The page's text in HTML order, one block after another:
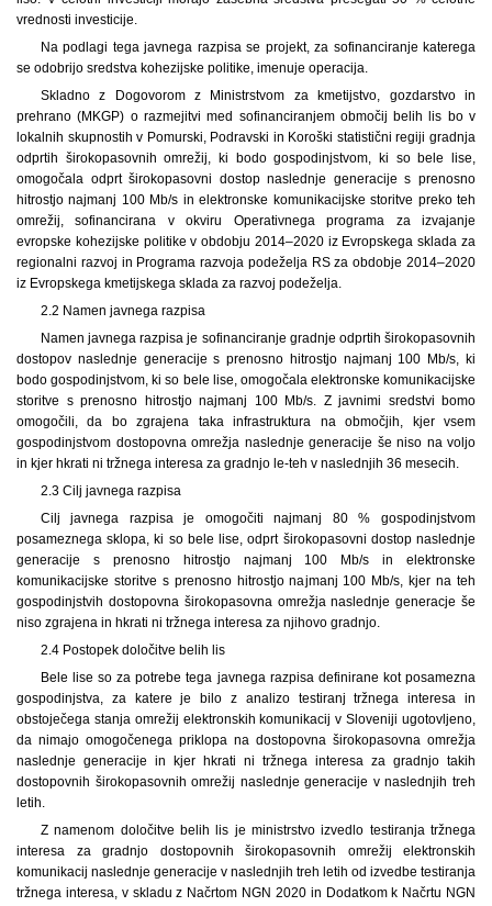
vrednosti investicije.
Na podlagi tega javnega razpisa se projekt, za sofinanciranje katerega
se odobrijo sredstva kohezijske politike, imenuje operacija.
Skladno z Dogovorom z Ministrstvom za kmetijstvo, gozdarstvo in
prehrano (MKGP) o razmejitvi med sofinanciranjem območij belih lis bo v
lokalnih skupnostih v Pomurski, Podravski in Koroški statistični regiji gradnja
odprtih širokopasovnih omrežij, ki bodo gospodinjstvom, ki so bele lise,
omogočala odprt širokopasovni dostop naslednje generacije s prenosno
hitrostjo najmanj 100 Mb/s in elektronske komunikacijske storitve preko teh
omrežij, sofinancirana v okviru Operativnega programa za izvajanje
evropske kohezijske politike v obdobju 2014–2020 iz Evropskega sklada za
regionalni razvoj in Programa razvoja podeželja RS za obdobje 2014–2020
iz Evropskega kmetijskega sklada za razvoj podeželja.
2.2 Namen javnega razpisa
Namen javnega razpisa je sofinanciranje gradnje odprtih širokopasovnih
dostopov naslednje generacije s prenosno hitrostjo najmanj 100 Mb/s, ki
bodo gospodinjstvom, ki so bele lise, omogočala elektronske komunikacijske
storitve s prenosno hitrostjo najmanj 100 Mb/s. Z javnimi sredstvi bomo
omogočili, da bo zgrajena taka infrastruktura na območjih, kjer vsem
gospodinjstvom dostopovna omrežja naslednje generacije še niso na voljo
in kjer hkrati ni tržnega interesa za gradnjo le-teh v naslednjih 36 mesecih.
2.3 Cilj javnega razpisa
Cilj javnega razpisa je omogočiti najmanj 80 % gospodinjstvom
posameznega sklopa, ki so bele lise, odprt širokopasovni dostop naslednje
generacije s prenosno hitrostjo najmanj 100 Mb/s in elektronske
komunikacijske storitve s prenosno hitrostjo najmanj 100 Mb/s, kjer na teh
gospodinjstvih dostopovna širokopasovna omrežja naslednje generacje še
niso zgrajena in hkrati ni tržnega interesa za njihovo gradnjo.
2.4 Postopek določitve belih lis
Bele lise so za potrebe tega javnega razpisa definirane kot posamezna
gospodinjstva, za katere je bilo z analizo testiranj tržnega interesa in
obstoječega stanja omrežij elektronskih komunikacij v Sloveniji ugotovljeno,
da nimajo omogočenega priklopa na dostopovna širokopasovna omrežja
naslednje generacije in kjer hkrati ni tržnega interesa za gradnjo takih
dostopovnih širokopasovnih omrežij naslednje generacije v naslednjih treh
letih.
Z namenom določitve belih lis je ministrstvo izvedlo testiranja tržnega
interesa za gradnjo dostopovnih širokopasovnih omrežij elektronskih
komunikacij naslednje generacije v naslednjih treh letih od izvedbe testiranja
tržnega interesa, v skladu z Načrtom NGN 2020 in Dodatkom k Načrtu NGN